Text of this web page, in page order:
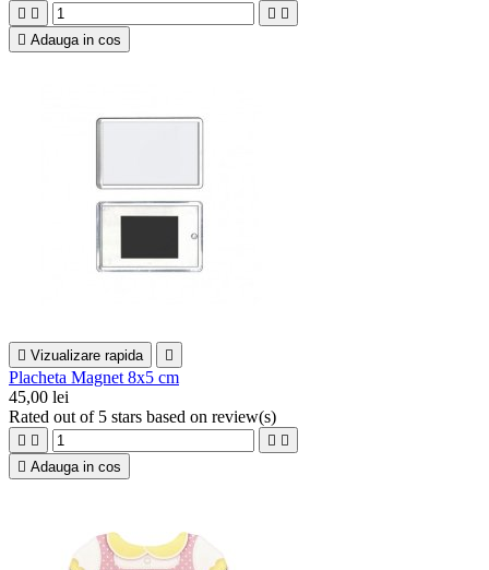
   
 Adauga in cos
 Vizualizare rapida 
Placheta Magnet 8x5 cm
45,00 lei
Rated out of 5 stars based on review(s)
   
 Adauga in cos